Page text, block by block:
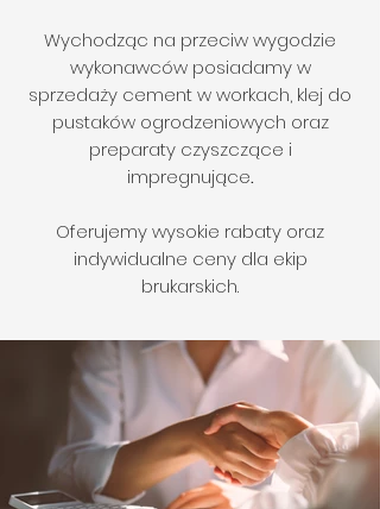
Wychodząc na przeciw wygodzie
wykonawców posiadamy w
sprzedaży cement w workach, klej do
pustaków ogrodzeniowych oraz
preparaty czyszczące i
impregnujące.
Oferujemy wysokie rabaty oraz
indywidualne ceny dla ekip
brukarskich.